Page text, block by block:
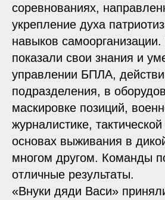
соревнованиях,
укрепление духа
навыков самоорганизации.
показали свои знания и
управлении БПЛА,
подразделения, в
маскировке позиций,
журналистике,
основах выживания в
многом другом. Команды
отличные результаты.
«Внуки дяди Васи»